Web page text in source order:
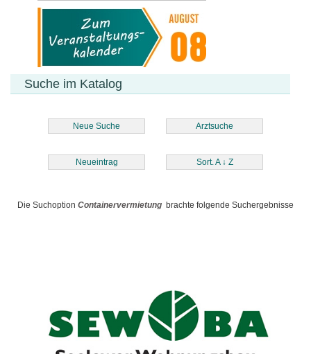
Suche im Katalog
Neue Suche Arztsuche
Neueintrag Sort. A ↓ Z
Die Suchoption Containervermietung brachte folgende Suchergebnisse